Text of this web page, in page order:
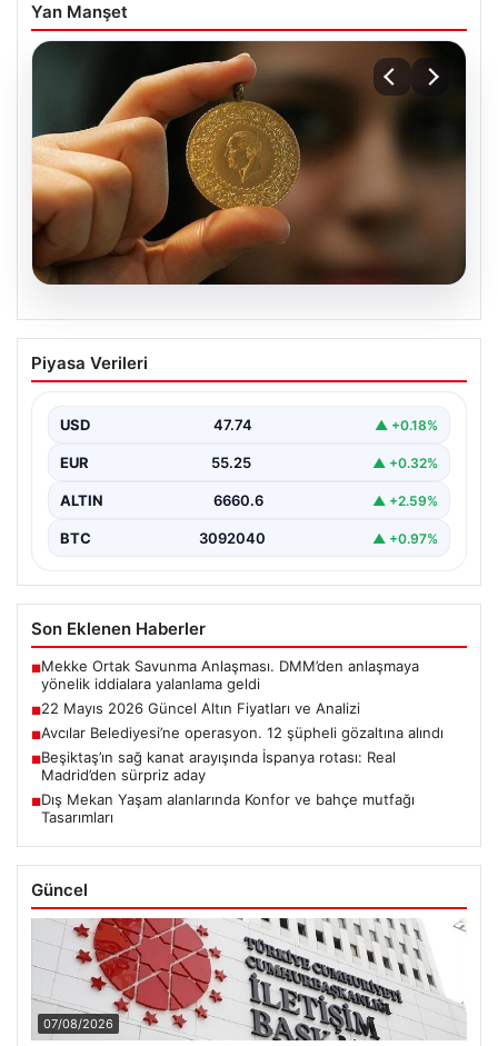
Yan Manşet
06.08.2026
22 Mayıs 2026 Güncel Altın Fiyatları ve
Analizi
hareketlilik yatırımcıların ve ilgili piyasa uzmanlarının
en…
Piyasa Verileri
USD 47.74 ▲ +0.18%
EUR 55.25 ▲ +0.32%
ALTIN 6660.6 ▲ +2.59%
BTC 3092040 ▲ +0.97%
Son Eklenen Haberler
■Mekke Ortak Savunma Anlaşması. DMM’den anlaşmaya
yönelik iddialara yalanlama geldi
■22 Mayıs 2026 Güncel Altın Fiyatları ve Analizi
■Avcılar Belediyesi’ne operasyon. 12 şüpheli gözaltına alındı
■Beşiktaş’ın sağ kanat arayışında İspanya rotası: Real
Madrid’den sürpriz aday
■Dış Mekan Yaşam alanlarında Konfor ve bahçe mutfağı
Tasarımları
Güncel
07/08/2026